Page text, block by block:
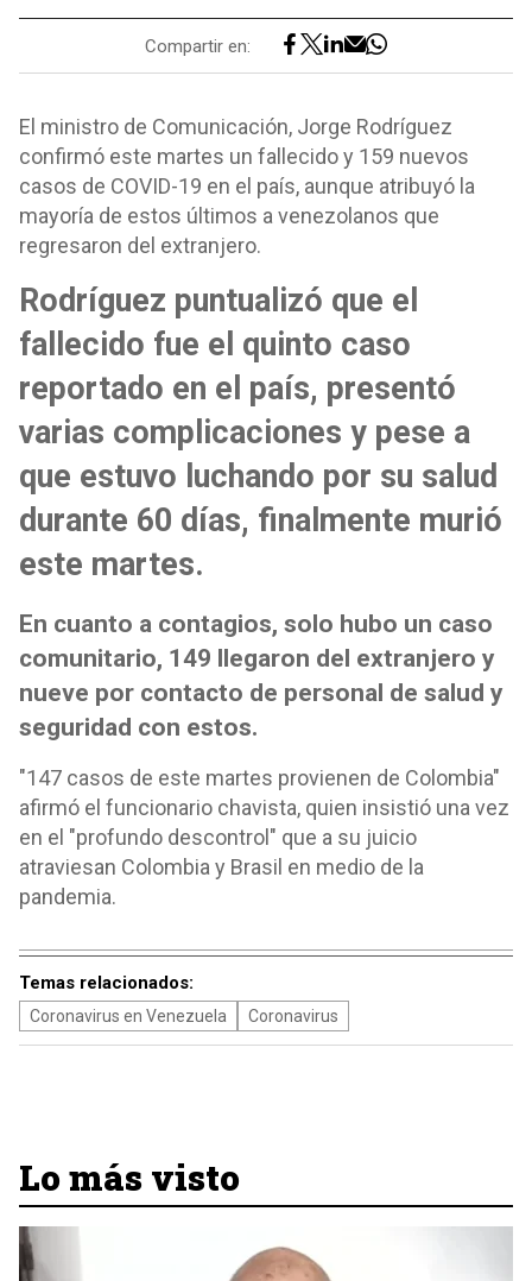
Compartir en:
El ministro de Comunicación, Jorge Rodríguez
confirmó este martes un fallecido y 159 nuevos
casos de COVID-19 en el país, aunque atribuyó la
mayoría de estos últimos a venezolanos que
regresaron del extranjero.
Rodríguez puntualizó que el
fallecido fue el quinto caso
reportado en el país, presentó
varias complicaciones y pese a
que estuvo luchando por su salud
durante 60 días, finalmente murió
este martes.
En cuanto a contagios, solo hubo un caso
comunitario, 149 llegaron del extranjero y
nueve por contacto de personal de salud y
seguridad con estos.
"147 casos de este martes provienen de Colombia"
afirmó el funcionario chavista, quien insistió una vez
en el "profundo descontrol" que a su juicio
atraviesan Colombia y Brasil en medio de la
pandemia.
Temas relacionados:
Coronavirus en Venezuela Coronavirus
Lo más visto